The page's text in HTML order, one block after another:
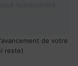
de votre
reste)